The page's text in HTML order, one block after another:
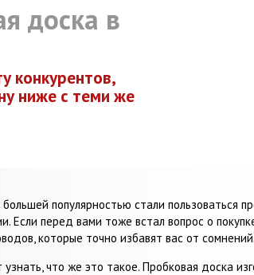
доска в
конкурентов,
ниже с теми же
популярностью стали
Если перед вами тоже встал вопрос о
которые точно избавят вас от сомнений.
что же это такое. Пробковая доска